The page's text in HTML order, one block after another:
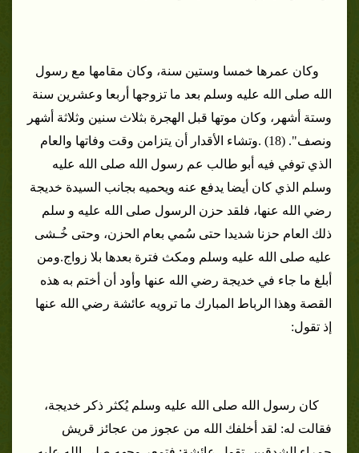
وكان عمرها خمسا وستين سنة، وكان مقامها مع رسول
الله صلى الله عليه وسلم بعد ما تزوجها أربعا وعشرين سنة
وستة أشهر، وكان موتها قبل الهجرة بثلاث سنين وثلاثة أشهر
ونصف". (18) .
وتشاء الأقدار أن يتزامن وقت وفاتها والعام
الذي توفي فيه أبو طالب عم رسول الله صلى الله عليه
وسلم الذي كان أيضا يدفع عنه ويحميه بجانب السيدة خديجة
رضي الله عنها، فلقد حزن الرسول صلى الله عليه و سلم
ذلك العام حزنا شديدا حتى سُمي بعام الحزن، وحتى خُـشى
عليه صلى الله عليه وسلم ومكث فترة بعدها بلا زواج.ومن
أبلغ ما جاء في خديجة رضي الله عنها وأود أن أختم به هذه
القصة وهذا الرباط المبارك ما ترويه عائشة رضي الله عنها
إذ تقول:
كان رسول الله صلى الله عليه وسلم يُكثر ذكر خديجة،
فقالت له: لقد أخلفك الله من عجوز من عجائز قريش